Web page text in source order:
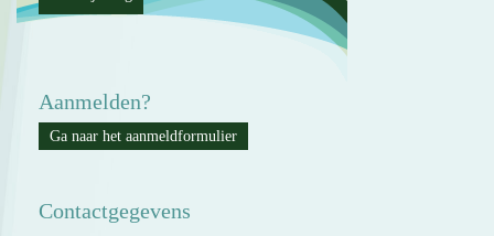
Aanmelden?
Ga naar het aanmeldformulier
Contactgegevens